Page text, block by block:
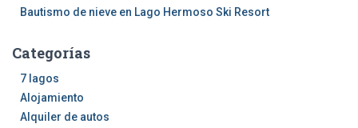
Bautismo de nieve en Lago Hermoso Ski Resort
Categorías
7 lagos
Alojamiento
Alquiler de autos